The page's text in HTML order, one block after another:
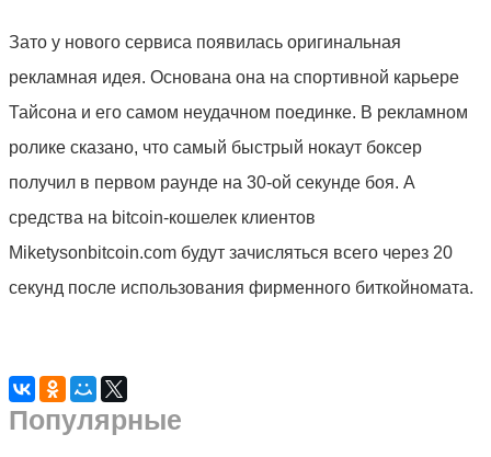
Зато у нового сервиса появилась оригинальная
рекламная идея. Основана она на спортивной карьере
Тайсона и его самом неудачном поединке. В рекламном
ролике сказано, что самый быстрый нокаут боксер
получил в первом раунде на 30-ой секунде боя. А
средства на bitcoin-кошелек клиентов
Miketysonbitcoin.com будут зачисляться всего через 20
секунд после использования фирменного биткойномата.
Популярные